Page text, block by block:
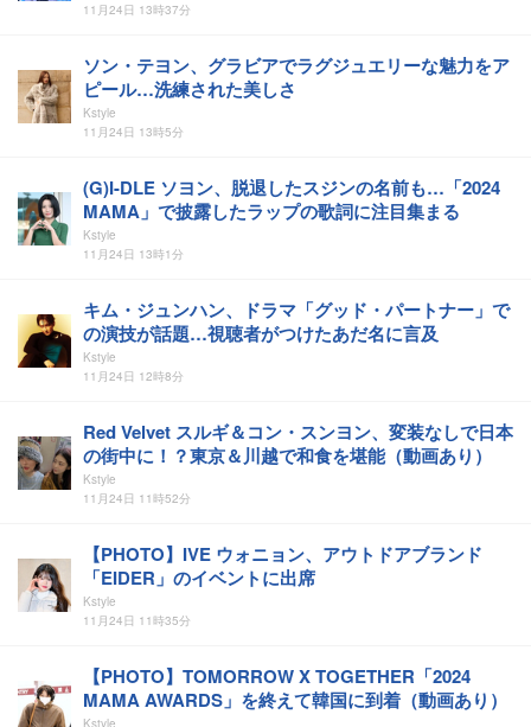
11月24日 13時37分
ソン・テヨン、グラビアでラグジュエリーな魅力をア
ピール…洗練された美しさ
Kstyle
11月24日 13時5分
(G)I-DLE ソヨン、脱退したスジンの名前も…「2024
MAMA」で披露したラップの歌詞に注目集まる
Kstyle
11月24日 13時1分
キム・ジュンハン、ドラマ「グッド・パートナー」で
の演技が話題…視聴者がつけたあだ名に言及
Kstyle
11月24日 12時8分
Red Velvet スルギ＆コン・スンヨン、変装なしで日本
の街中に！？東京＆川越で和食を堪能（動画あり）
Kstyle
11月24日 11時52分
【PHOTO】IVE ウォニョン、アウトドアブランド
「EIDER」のイベントに出席
Kstyle
11月24日 11時35分
【PHOTO】TOMORROW X TOGETHER「2024
MAMA AWARDS」を終えて韓国に到着（動画あり）
Kstyle